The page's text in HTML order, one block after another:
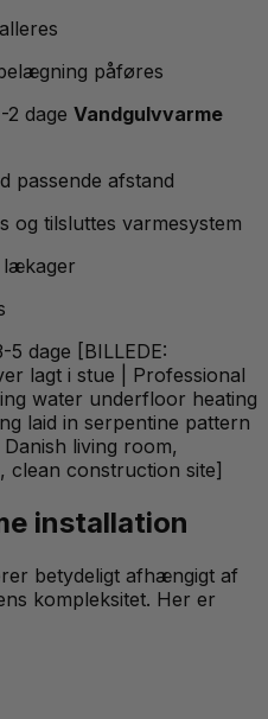
påføres
2 dage Vandgulvvarme
passende afstand
og tilsluttes varmesystem
lækager
5 dage [BILLEDE:
lagt i stue | Professional
water underfloor heating
laid in serpentine pattern
living room,
clean construction site]
installation
betydeligt afhængigt af
kompleksitet. Her er